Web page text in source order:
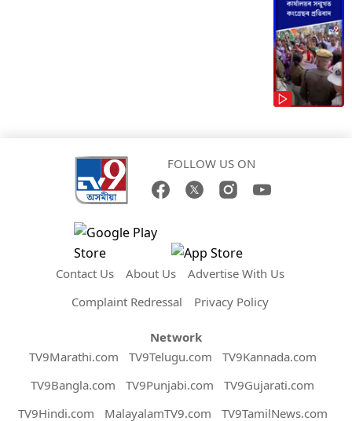
FOLLOW US ON
Contact Us About Us
Advertise With Us
Complaint Redressal
Privacy Policy
Network
TV9Marathi.com
TV9Telugu.com
TV9Kannada.com
TV9Bangla.com
TV9Punjabi.com
TV9Gujarati.com
TV9Hindi.com
MalayalamTV9.com TV9TamilNews.com